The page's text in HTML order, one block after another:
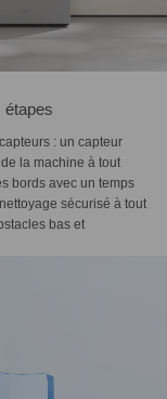
étapes
: un capteur
la machine à tout
bords avec un temps
sécurisé à tout
bas et